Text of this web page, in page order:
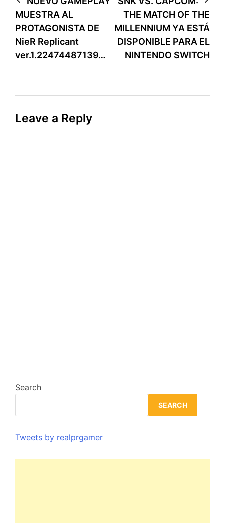
navigation
MUESTRA AL
PROTAGONISTA DE
NieR Replicant
ver.1.22474487139…
THE MATCH OF THE
MILLENNIUM YA ESTÁ
DISPONIBLE PARA EL
NINTENDO SWITCH
Leave a Reply
Search
SEARCH
Tweets by realprgamer